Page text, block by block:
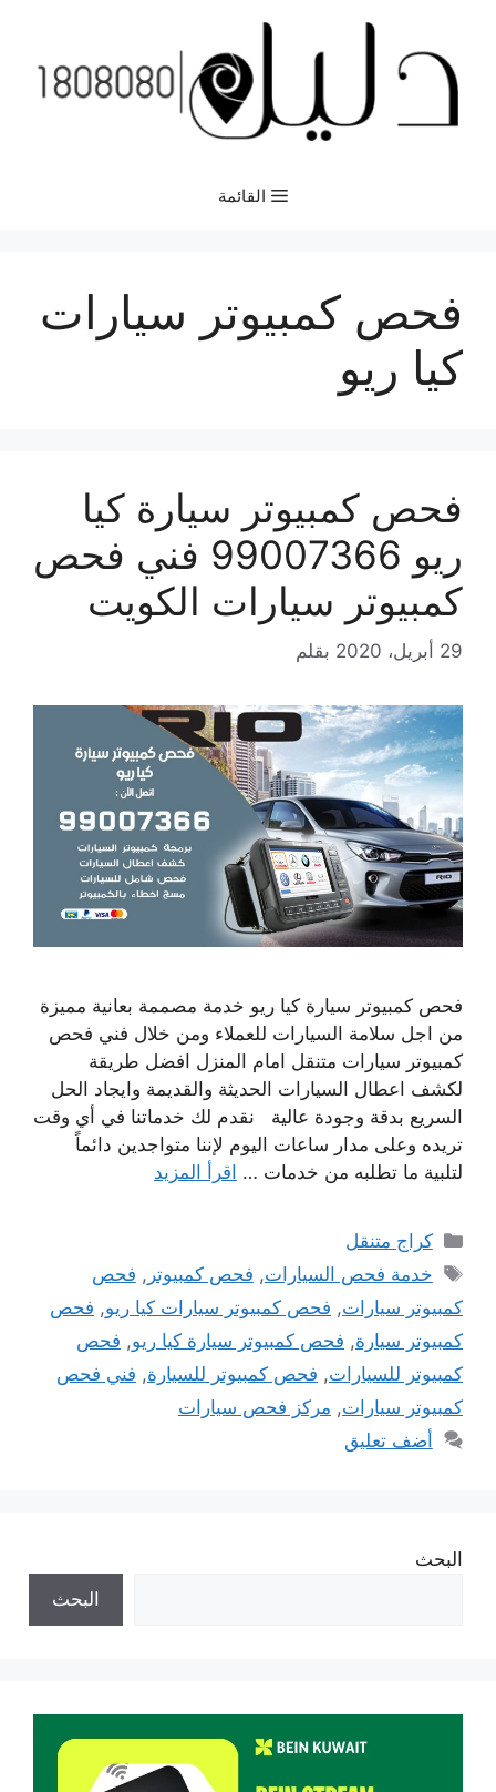
المحتوى
القائمة
فحص كمبيوتر سيارات
كيا ريو
فحص كمبيوتر سيارة كيا
ريو 99007366 فني فحص
كمبيوتر سيارات الكويت
29 أبريل، 2020 بقلم
فحص كمبيوتر سيارة كيا ريو خدمة مصممة بعانية مميزة
من اجل سلامة السيارات للعملاء ومن خلال فني فحص
كمبيوتر سيارات متنقل امام المنزل افضل طريقة
لكشف اعطال السيارات الحديثة والقديمة وايجاد الحل
السريع بدقة وجودة عالية نقدم لك خدماتنا في أي وقت
تريده وعلى مدار ساعات اليوم لإننا متواجدين دائماً
لتلبية ما تطلبه من خدمات … اقرأ المزيد
التصنيفات
كراج متنقل
الوسوم
خدمة فحص السيارات, فحص كمبيوتر , فحص
كمبيوتر سيارات, فحص كمبيوتر سيارات كيا ريو, فحص
كمبيوتر سيارة, فحص كمبيوتر سيارة كيا ريو, فحص
كمبيوتر للسيارات, فحص كمبيوتر للسيارة, فني فحص
كمبيوتر سيارات, مركز فحص سيارات
أضف تعليق
البحث
البحث